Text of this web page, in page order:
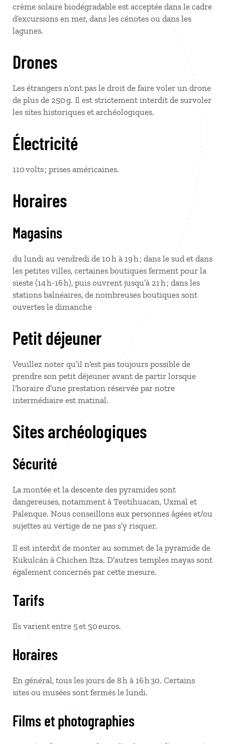
crème solaire biodégradable est acceptée dans le cadre
d’excursions en mer, dans les cénotes ou dans les
lagunes.
Drones
Les étrangers n’ont pas le droit de faire voler un drone
de plus de 250 g. Il est strictement interdit de survoler
les sites historiques et archéologiques.
Électricité
110 volts ; prises américaines.
Horaires
Magasins
du lundi au vendredi de 10 h à 19 h ; dans le sud et dans
les petites villes, certaines boutiques ferment pour la
sieste (14 h-16 h), puis ouvrent jusqu’à 21 h ; dans les
stations balnéaires, de nombreuses boutiques sont
ouvertes le dimanche
Petit déjeuner
Veuillez noter qu’il n’est pas toujours possible de
prendre son petit déjeuner avant de partir lorsque
l’horaire d’une prestation réservée par notre
intermédiaire est matinal.
Sites archéologiques
Sécurité
La montée et la descente des pyramides sont
dangereuses, notamment à Teotihuacan, Uxmal et
Palenque. Nous conseillons aux personnes âgées et/ou
sujettes au vertige de ne pas s’y risquer.
Il est interdit de monter au sommet de la pyramide de
Kukulcán à Chichen Itza. D’autres temples mayas sont
également concernés par cette mesure.
Tarifs
Ils varient entre 5 et 50 euros.
Horaires
En général, tous les jours de 8 h à 16 h 30. Certains
sites ou musées sont fermés le lundi.
Films et photographies